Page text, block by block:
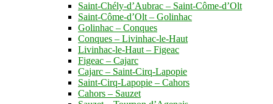
Saint-Chély-d’Aubrac – Saint-Côme-d’Olt
Saint-Côme-d’Olt – Golinhac
Golinhac – Conques
Conques – Livinhac-le-Haut
Livinhac-le-Haut – Figeac
Figeac – Cajarc
Cajarc – Saint-Cirq-Lapopie
Saint-Cirq-Lapopie – Cahors
Cahors – Sauzet